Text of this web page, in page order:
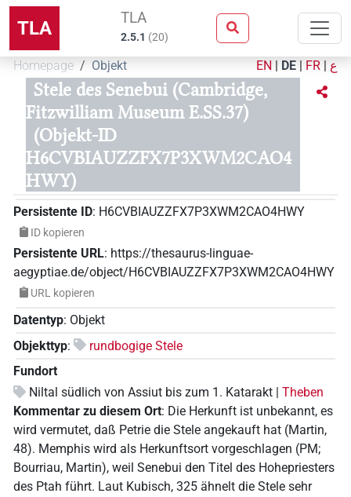
TLA TLA
2.5.1 (20)
Homepage Objekt EN | DE | FR | ع
Stele des Senebui (Cambridge,
Fitzwilliam Museum E.SS.37)
(Objekt-ID
H6CVBIAUZZFX7P3XWM2CAO4
HWY)
Persistente ID: H6CVBIAUZZFX7P3XWM2CAO4HWY
ID kopieren
Persistente URL: https://thesaurus-linguae-
aegyptiae.de/object/H6CVBIAUZZFX7P3XWM2CAO4HWY
URL kopieren
Datentyp: Objekt
Objekttyp:
rundbogige Stele
Fundort
Niltal südlich von Assiut bis zum 1. Katarakt | Theben
Kommentar zu diesem Ort: Die Herkunft ist unbekannt, es
wird vermutet, daß Petrie die Stele angekauft hat (Martin,
48). Memphis wird als Herkunftsort vorgeschlagen (PM;
Bourriau, Martin), weil Senebui den Titel des Hohepriesters
des Ptah führt. Laut Kubisch, 325 ähnelt die Stele sehr